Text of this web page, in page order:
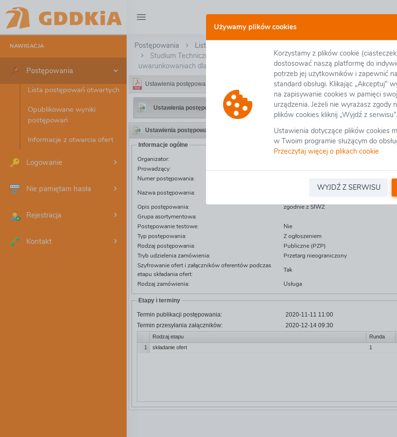
Używamy plików cookies
Korzystamy z plików cookie
dostosować naszą platformę do
potrzeb jej użytkowników i zapewnić
standard obsługi. Klikając „Akceptuj”
na zapisywanie cookies w pamięci
urządzenia. Jeżeli nie wyrażasz zgody
plików cookies kliknij „Wyjdź z serwisu”.
Ustawienia dotyczące plików cookies
w Twoim programie służącym do
Przeczytaj więcej o plikach cookie
WYJDŹ Z SERWISU
NAWIGACJA
Postępowania
Lista postępowań otwartych
Opublikowane wyniki
postępowań
Informacje z otwarcia ofert
Logowanie
Nie pamiętam hasła
Rejestracja
Kontakt
Postępowania
Lista postępowań otwartych
Studium Techniczno – Ekonomiczno – Środowiskowe z elementami
uwarunkowaniach dla przedsięwzięcia pn.: „Budowa obwodnicy Kowalewa
Postępowanie GDDKiA.O.BY.D-3.2413.15.2020.26 - Studium
Ustawienia postępowania
Ustawienia postępowania Załączniki organizatora Pytania/
Ustawienia postępowania
Informacje ogólne
Organizator:
Prowadzący:
Oddział Bydgoszcz
Numer postępowania:
Nazwa postępowania:
Studium Techniczno – Ekonomiczno –
środowiskowych uwarunkowaniach dla
Opis postępowania:
zgodnie z SIWZ
Grupa asortymentowa:
Postępowanie testowe:
Nie
Typ postępowania:
Z ogłoszeniem
Rodzaj postępowania:
Publiczne (PZP)
Tryb udzielenia zamówienia:
Przetarg nieograniczony
Szyfrowanie ofert i załączników oferentów podczas
etapu składania ofert:
Tak
Rodzaj zamówienia:
Usługa
Etapy i terminy
Termin publikacji postępowania:
2020-11-11 11:00
Termin przesyłania załączników:
2020-12-14 09:30
Rodzaj etapu Runda
1
składanie ofert 1